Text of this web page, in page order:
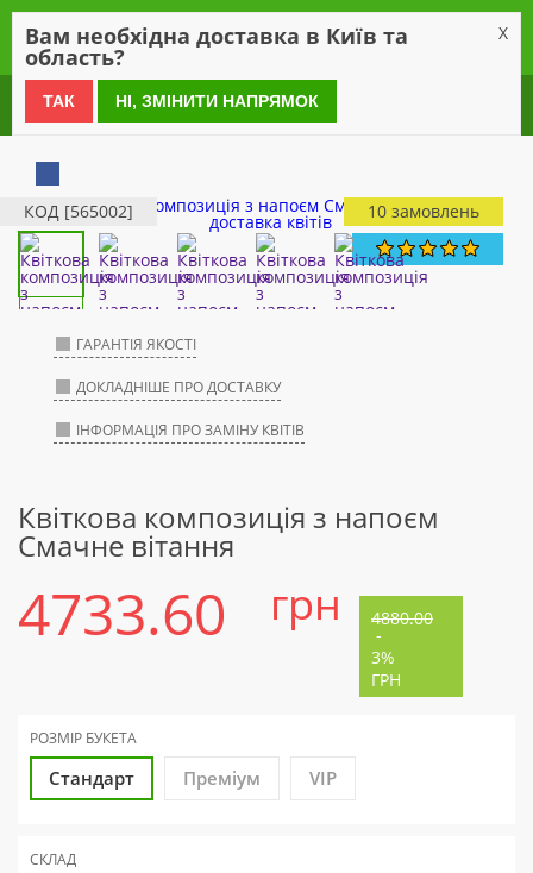
0 800 21 54 55
КОД [565002] 10 замовлень
ГАРАНТІЯ ЯКОСТІ
ДОКЛАДНІШЕ ПРО ДОСТАВКУ
ІНФОРМАЦІЯ ПРО ЗАМІНУ КВІТІВ
Квіткова композиція з напоєм
Смачне вітання
4733.60 грн 4880.00
-
3%
ГРН
РОЗМІР БУКЕТА
Стандарт Преміум VIP
СКЛАД
Вам необхідна доставка в Київ та
область?
X
ТАК НІ, ЗМІНИТИ НАПРЯМОК